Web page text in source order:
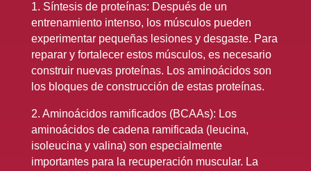
1. Síntesis de proteínas: Después de un
entrenamiento intenso, los músculos pueden
experimentar pequeñas lesiones y desgaste. Para
reparar y fortalecer estos músculos, es necesario
construir nuevas proteínas. Los aminoácidos son
los bloques de construcción de estas proteínas.
2. Aminoácidos ramificados (BCAAs): Los
aminoácidos de cadena ramificada (leucina,
isoleucina y valina) son especialmente
importantes para la recuperación muscular. La